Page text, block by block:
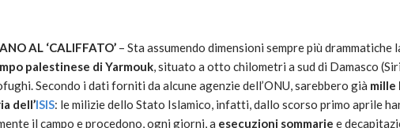
AL ‘CALIFFATO’ – Sta assumendo dimensioni sempre più drammatiche
palestinese di Yarmouk, situato a otto chilometri a sud di Damasco
Secondo i dati forniti da alcune agenzie dell’ONU, sarebbero già mille
dell’ISIS: le milizie dello Stato Islamico, infatti, dallo scorso primo aprile
il campo e procedono, ogni giorni, a esecuzioni sommarie e
tagliaerba: quale
per il tuo prato
god 1 anno ago 786
passione per
l’automobilismo
abbracciano la
god 9 mesi ago